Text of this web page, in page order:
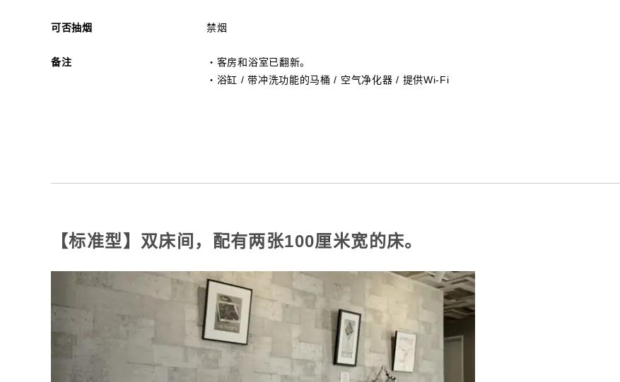
可否抽烟 禁烟
备注
・客房和浴室已翻新。
・浴缸 / 带冲洗功能的马桶 / 空气净化器 / 提供Wi-Fi
【标准型】双床间，配有两张100厘米宽的床。